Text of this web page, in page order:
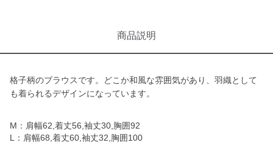
商品説明
格子柄のブラウスです。どこか和風な雰囲気があり、羽織として
も着られるデザインになっています。
M：肩幅62,着丈56,袖丈30,胸囲92
L：肩幅68,着丈60,袖丈32,胸囲100